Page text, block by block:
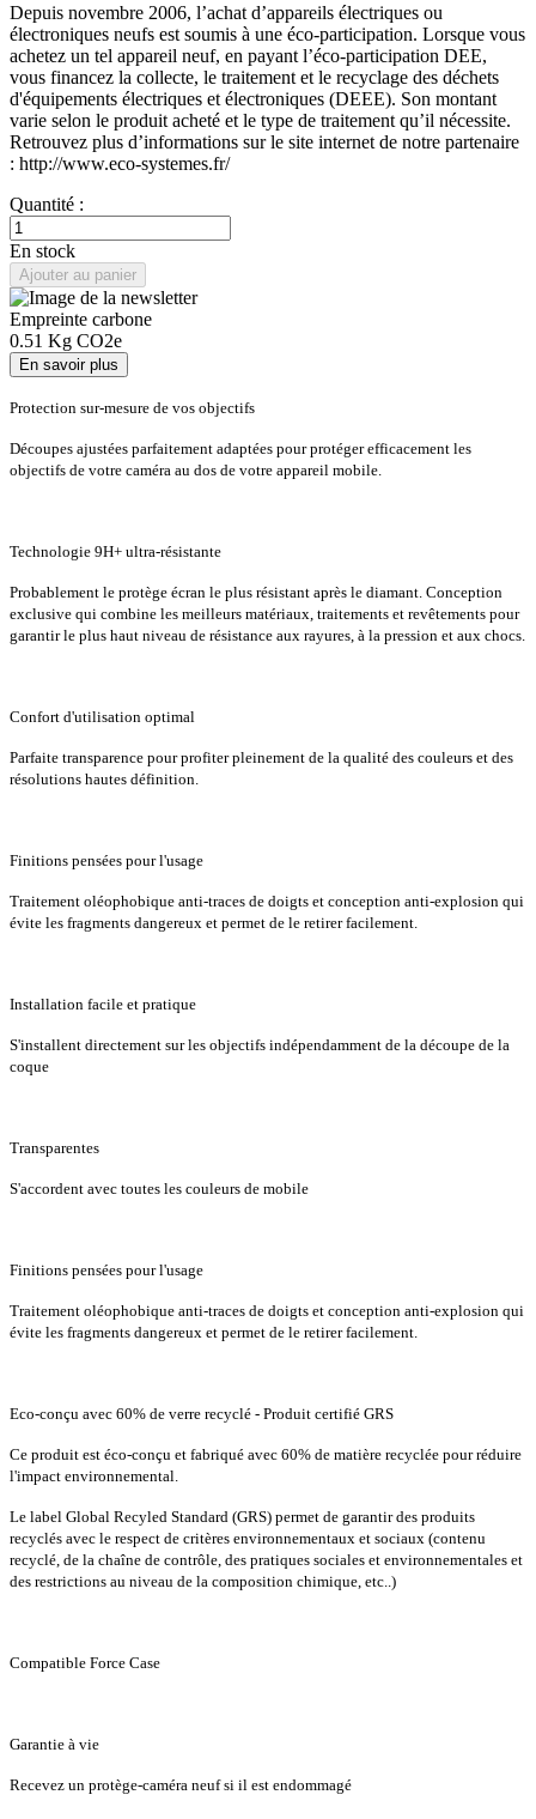
Depuis novembre 2006, l’achat d’appareils électriques ou
électroniques neufs est soumis à une éco-participation. Lorsque vous
achetez un tel appareil neuf, en payant l’éco-participation DEE,
vous financez la collecte, le traitement et le recyclage des déchets
d'équipements électriques et électroniques (DEEE). Son montant
varie selon le produit acheté et le type de traitement qu’il nécessite.
Retrouvez plus d’informations sur le site internet de notre partenaire
: http://www.eco-systemes.fr/
Quantité :
En stock
Ajouter au panier
Empreinte carbone
0.51 Kg CO2e
En savoir plus
Protection sur-mesure de vos objectifs
Découpes ajustées parfaitement adaptées pour protéger efficacement les
objectifs de votre caméra au dos de votre appareil mobile.
Technologie 9H+ ultra-résistante
Probablement le protège écran le plus résistant après le diamant. Conception
exclusive qui combine les meilleurs matériaux, traitements et revêtements pour
garantir le plus haut niveau de résistance aux rayures, à la pression et aux chocs.
Confort d'utilisation optimal
Parfaite transparence pour profiter pleinement de la qualité des couleurs et des
résolutions hautes définition.
Finitions pensées pour l'usage
Traitement oléophobique anti-traces de doigts et conception anti-explosion qui
évite les fragments dangereux et permet de le retirer facilement.
Installation facile et pratique
S'installent directement sur les objectifs indépendamment de la découpe de la
coque
Transparentes
S'accordent avec toutes les couleurs de mobile
Finitions pensées pour l'usage
Traitement oléophobique anti-traces de doigts et conception anti-explosion qui
évite les fragments dangereux et permet de le retirer facilement.
Eco-conçu avec 60% de verre recyclé - Produit certifié GRS
Ce produit est éco-conçu et fabriqué avec 60% de matière recyclée pour réduire
l'impact environnemental.
Le label Global Recyled Standard (GRS) permet de garantir des produits
recyclés avec le respect de critères environnementaux et sociaux (contenu
recyclé, de la chaîne de contrôle, des pratiques sociales et environnementales et
des restrictions au niveau de la composition chimique, etc..)
Compatible Force Case
Garantie à vie
Recevez un protège-caméra neuf si il est endommagé